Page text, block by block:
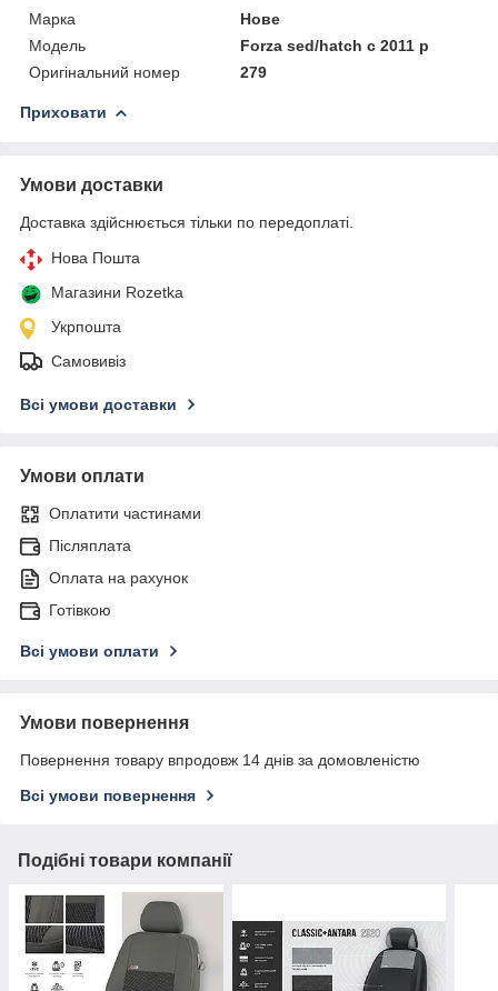
Марка
Нове
Модель
Forza sed/hatch c 2011 р
Оригінальний номер
279
Приховати
Умови доставки
Доставка здійснюється тільки по передоплаті.
Нова Пошта
Магазини Rozetka
Укрпошта
Самовивіз
Всі умови доставки
Умови оплати
Оплатити частинами
Післяплата
Оплата на рахунок
Готівкою
Всі умови оплати
Умови повернення
Повернення товару впродовж 14 днів за домовленістю
Всі умови повернення
Подібні товари компанії